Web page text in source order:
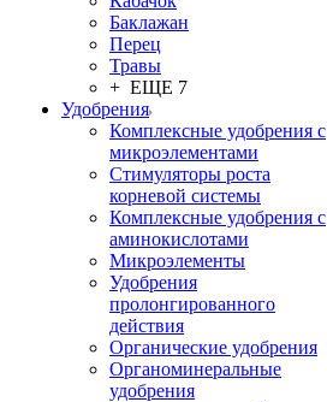
Баклажан
Перец
Травы
+ ЕЩЕ 7
Удобрения
Комплексные удобрения с
микроэлементами
Стимуляторы роста
корневой системы
Комплексные удобрения с
аминокислотами
Микроэлементы
Удобрения
пролонгированного
действия
Органические удобрения
Органоминеральные
удобрения